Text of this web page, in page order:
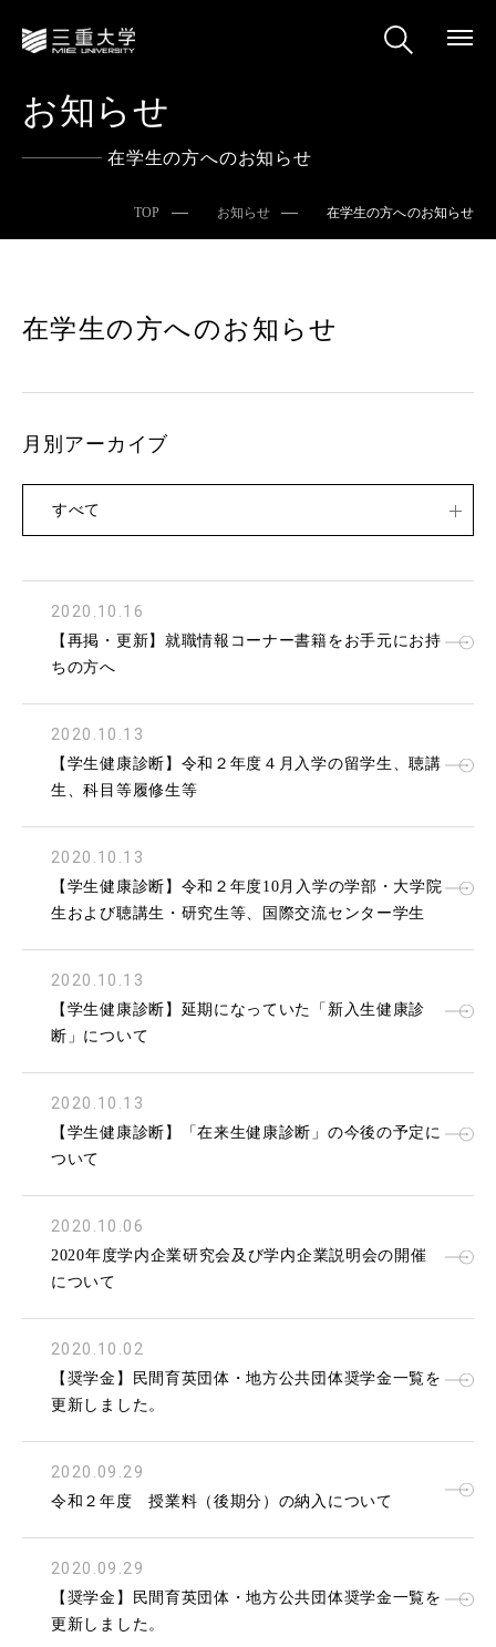
お知らせ
在学生の方へのお知らせ
TOP お知らせ 在学生の方へのお知らせ
2020.10.16
【再掲・更新】就職情報コーナー書籍をお手元にお持
ちの方へ
2020.10.13
【学生健康診断】令和２年度４月入学の留学生、聴講
生、科目等履修生等
2020.10.13
【学生健康診断】令和２年度10月入学の学部・大学院
生および聴講生・研究生等、国際交流センター学生
2020.10.13
【学生健康診断】延期になっていた「新入生健康診
断」について
2020.10.13
【学生健康診断】「在来生健康診断」の今後の予定に
ついて
2020.10.06
2020年度学内企業研究会及び学内企業説明会の開催
について
2020.10.02
【奨学金】民間育英団体・地方公共団体奨学金一覧を
更新しました。
2020.09.29
令和２年度 授業料（後期分）の納入について
2020.09.29
【奨学金】民間育英団体・地方公共団体奨学金一覧を
更新しました。
在学生の方へのお知らせ
月別アーカイブ
すべて